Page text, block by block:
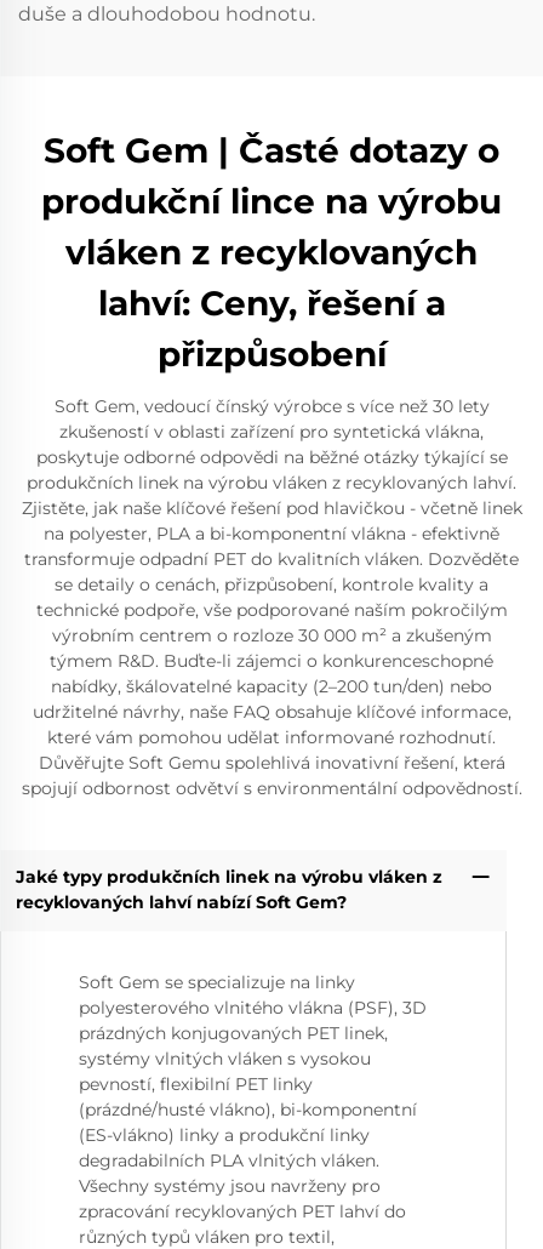
duše a dlouhodobou hodnotu.
Soft Gem | Časté dotazy o
produkční lince na výrobu
vláken z recyklovaných
lahví: Ceny, řešení a
přizpůsobení
Soft Gem, vedoucí čínský výrobce s více než 30 lety
zkušeností v oblasti zařízení pro syntetická vlákna,
poskytuje odborné odpovědi na běžné otázky týkající se
produkčních linek na výrobu vláken z recyklovaných lahví.
Zjistěte, jak naše klíčové řešení pod hlavičkou - včetně linek
na polyester, PLA a bi-komponentní vlákna - efektivně
transformuje odpadní PET do kvalitních vláken. Dozvěděte
se detaily o cenách, přizpůsobení, kontrole kvality a
technické podpoře, vše podporované naším pokročilým
výrobním centrem o rozloze 30 000 m² a zkušeným
týmem R&D. Buďte-li zájemci o konkurenceschopné
nabídky, škálovatelné kapacity (2–200 tun/den) nebo
udržitelné návrhy, naše FAQ obsahuje klíčové informace,
které vám pomohou udělat informované rozhodnutí.
Důvěřujte Soft Gemu spolehlivá inovativní řešení, která
spojují odbornost odvětví s environmentální odpovědností.
Jaké typy produkčních linek na výrobu vláken z
recyklovaných lahví nabízí Soft Gem?
Soft Gem se specializuje na linky
polyesterového vlnitého vlákna (PSF), 3D
prázdných konjugovaných PET linek,
systémy vlnitých vláken s vysokou
pevností, flexibilní PET linky
(prázdné/husté vlákno), bi-komponentní
(ES-vlákno) linky a produkční linky
degradabilních PLA vlnitých vláken.
Všechny systémy jsou navrženy pro
zpracování recyklovaných PET lahví do
různých typů vláken pro textil,